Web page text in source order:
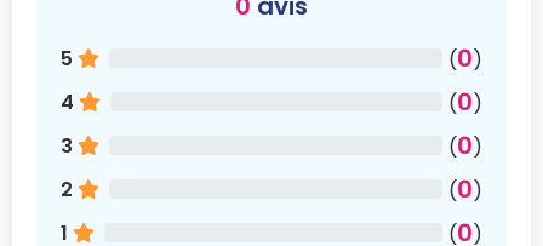
5 (0)
4
(0)
3
(0)
2
(0)
1
(0)